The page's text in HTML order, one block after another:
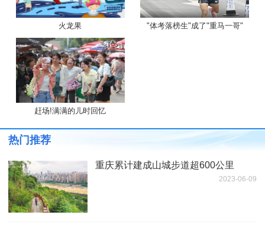
火龙果 "体考落榜生"成了"重马一哥"
赶场!满满的儿时回忆
热门推荐
重庆累计建成山城步道超600公里
2023-06-09